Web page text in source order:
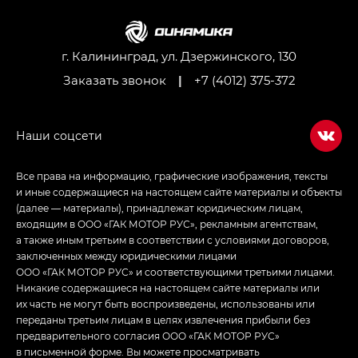
Джи Ти — GT, Джи Икс — GX,
Джи Икс ПРЕМИУМ — GX PREMIUM, ЛАУНЖ —
LOUNGE
Empow — Эмпау (Empow) в комплектации
г. Калининград, ул. Дзержинского, 130
Заказать звонок
| +7 (4012) 375-372
Все права на информацию, графические изображения, тексты
и иные содержащиеся на настоящем сайте материалы и объекты
(далее — материалы), принадлежат юридическим лицам,
входящим в ООО «ГАК МОТОР РУС», рекламным агентствам,
а также иным третьим в соответствии с условиями договоров,
заключенных между юридическими лицами
ООО «ГАК МОТОР РУС» и соответствующими третьими лицами.
Никакие содержащиеся на настоящем сайте материалы или
их часть не могут быть воспроизведены, использованы или
переданы третьим лицам в целях извлечения прибыли без
предварительного согласия ООО «ГАК МОТОР РУС»
в письменной форме. Вы можете просматривать